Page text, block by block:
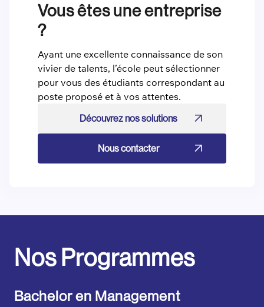
Vous êtes une entreprise
?
Ayant une excellente connaissance de son
vivier de talents, l’école peut sélectionner
pour vous des étudiants correspondant au
poste proposé et à vos attentes.
Découvrez nos solutions
Nous contacter
Nos Programmes
Bachelor en Management